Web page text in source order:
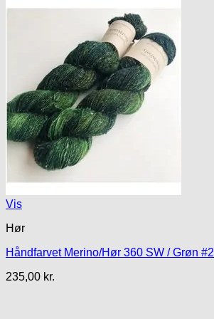
Vis
Hør
Håndfarvet Merino/Hør 360 SW / Grøn #2
235,00 kr.